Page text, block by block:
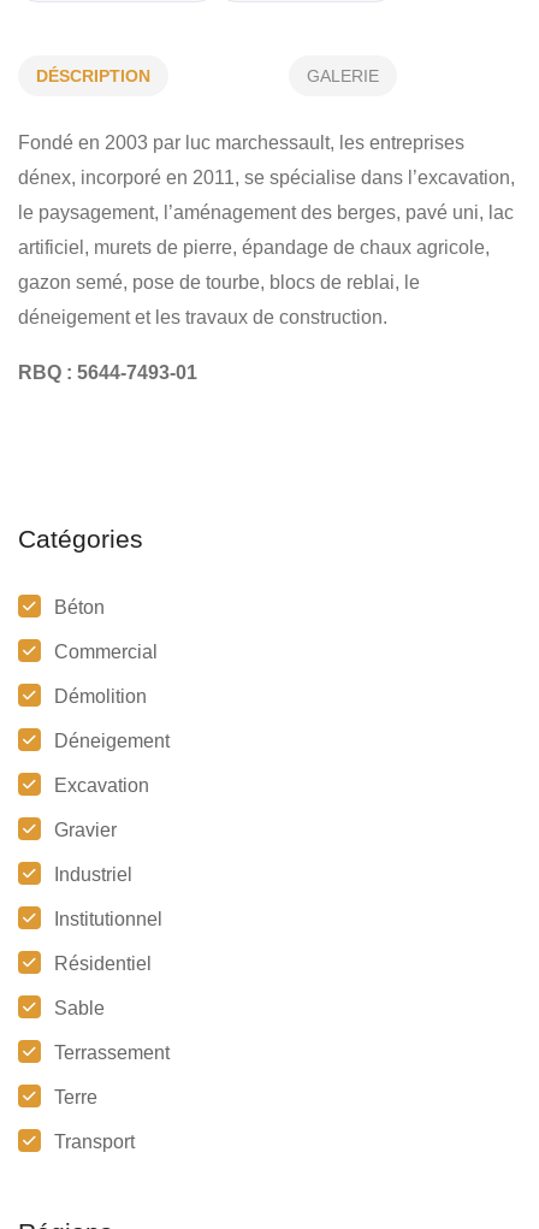
ENTREPRENEUR SPÉCIALISÉ EN :
TRAVAUX DE CONSTRUCTION EXCAVATION - GÉNIE CIVIL
CHAMP D’ÉPURATION PAVÉ UNI - PAVAGE
DÉSCRIPTION GALERIE
Fondé en 2003 par luc marchessault, les entreprises
dénex, incorporé en 2011, se spécialise dans l’excavation,
le paysagement, l’aménagement des berges, pavé uni, lac
artificiel, murets de pierre, épandage de chaux agricole,
gazon semé, pose de tourbe, blocs de reblai, le
déneigement et les travaux de construction.
RBQ : 5644-7493-01
Catégories
Béton
Commercial
Démolition
Déneigement
Excavation
Gravier
Industriel
Institutionnel
Résidentiel
Sable
Terrassement
Terre
Transport